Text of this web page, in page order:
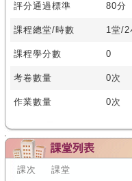
評分通過標準 80分
課程總堂/時數 1堂/2
課程學分數 0
考卷數量 0次
作業數量 0次
課次 課堂